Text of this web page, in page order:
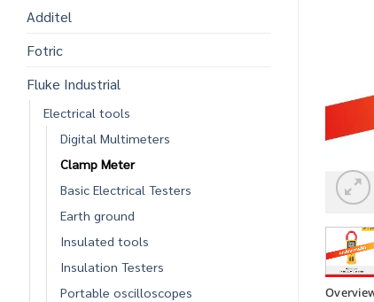
Additel
Fotric
Fluke Industrial
Electrical tools
Digital Multimeters
Clamp Meter
Basic Electrical Testers
Earth ground
Insulated tools
Insulation Testers
Portable oscilloscopes